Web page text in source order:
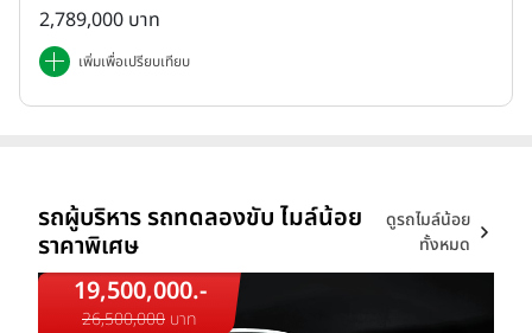
2,789,000 บาท
เพิ่มเพื่อเปรียบเทียบ
รถผู้บริหาร รถทดลองขับ ไมล์น้อย
ราคาพิเศษ
ดูรถไมล์น้อย
ทั้งหมด
19,500,000.-
26,500,000 บาท